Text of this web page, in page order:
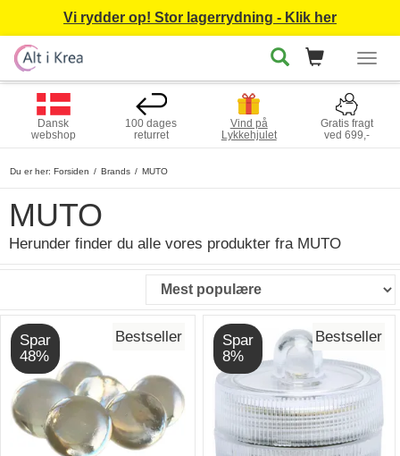
Vi rydder op! Stor lagerrydning - Klik her
Dansk
webshop
100 dages
returret
Vind på
Lykkehjulet
Gratis fragt
ved 699,-
Du er her: Forsiden Brands MUTO
MUTO
Herunder finder du alle vores produkter fra MUTO
Spar
48%
Bestseller
Spar
8%
Bestseller